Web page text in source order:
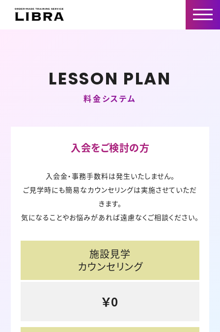
LESSON PLAN
料金システム
入会をご検討の方
入会金・事務手数料は発生いたしません。
ご見学時にも簡易なカウンセリングは実施させていただ
きます。
気になることやお悩みがあれば遠慮なくご相談ください。
施設見学
カウンセリング
￥0